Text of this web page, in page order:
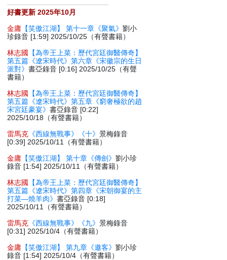
好書更新 2025年10月
金庸 【笑傲江湖】 第十一章《聚氣》劉小
珍錄音 [1:59] 2025/10/25（有聲書籍）
林志國
【為帝王上菜：歷代宮廷御醫傳奇】
第五篇《遼宋時代》第六章《宋徽宗的生日
派對》書亞錄音 [0:16] 2025/10/25（有聲
書籍）
林志國
【為帝王上菜：歷代宮廷御醫傳奇】
第五篇《遼宋時代》第五章《窮奢極欲的趙
宋宮廷豪宴》書亞錄音 [0:22]
2025/10/18（有聲書籍）
雷馬克 《西線無戰事》《十》景梅錄音
[0:39] 2025/10/11（有聲書籍）
金庸 【笑傲江湖】 第十章《傳劍》劉小珍
錄音 [1:54] 2025/10/11（有聲書籍）
林志國
【為帝王上菜：歷代宮廷御醫傳奇】
第五篇《遼宋時代》第四章《宋朝御宴的主
打菜—燒羊肉》書亞錄音 [0:18]
2025/10/11（有聲書籍）
雷馬克 《西線無戰事》《九》景梅錄音
[0:31] 2025/10/4（有聲書籍）
金庸 【笑傲江湖】 第九章《邀客》劉小珍
錄音 [1:54] 2025/10/4（有聲書籍）